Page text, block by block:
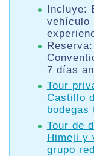
Incluye:
vehículo
7 días
Tour
Castillo
bodegas
Tour de
Himeji y
grupo